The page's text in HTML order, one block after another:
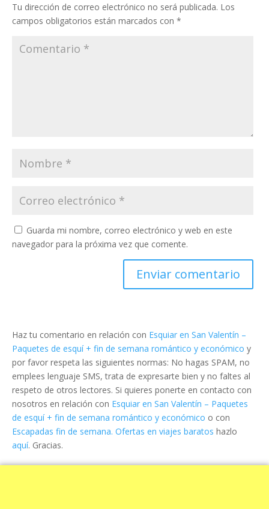
Tu dirección de correo electrónico no será publicada. Los
campos obligatorios están marcados con *
Guarda mi nombre, correo electrónico y web en este
navegador para la próxima vez que comente.
Haz tu comentario en relación con Esquiar en San Valentín –
Paquetes de esquí + fin de semana romántico y económico y
por favor respeta las siguientes normas: No hagas SPAM, no
emplees lenguaje SMS, trata de expresarte bien y no faltes al
respeto de otros lectores. Si quieres ponerte en contacto con
nosotros en relación con Esquiar en San Valentín – Paquetes
de esquí + fin de semana romántico y económico o con
Escapadas fin de semana. Ofertas en viajes baratos hazlo
aquí. Gracias.